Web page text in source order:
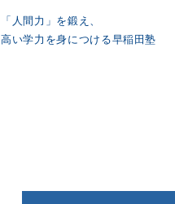
「人間力」を鍛え、
高い学力を身につける早稲田塾